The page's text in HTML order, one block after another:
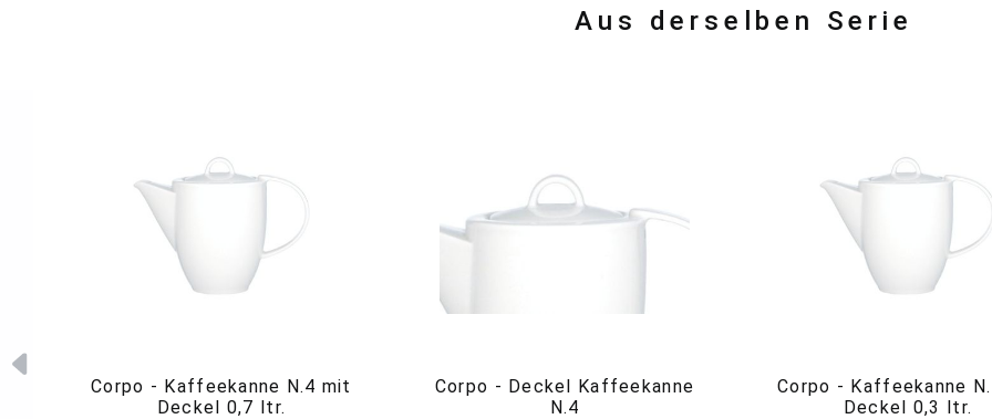
Aus derselben Serie
Corpo - Kaffeekanne N.4 mit
Deckel 0,7 ltr.
Corpo - Deckel Kaffeekanne
N.4
Corpo - Kaffeekanne
Deckel 0,3 ltr.